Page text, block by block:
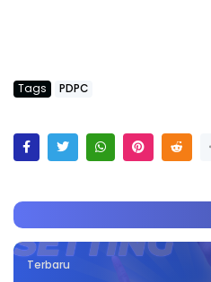
Tags PDPC
Terbaru